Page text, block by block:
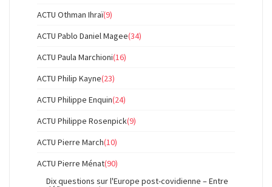
ACTU Othman Ihraï(9)
ACTU Pablo Daniel Magee(34)
ACTU Paula Marchioni(16)
ACTU Philip Kayne(23)
ACTU Philippe Enquin(24)
ACTU Philippe Rosenpick(9)
ACTU Pierre March(10)
ACTU Pierre Ménat(90)
Dix questions sur l'Europe post-covidienne – Entre